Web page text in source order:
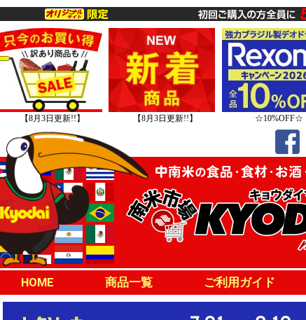
【8月3日更新!!】 【8月3日更新!!】 ☆10%OFF☆
HOME 商品一覧 ご利用ガイド